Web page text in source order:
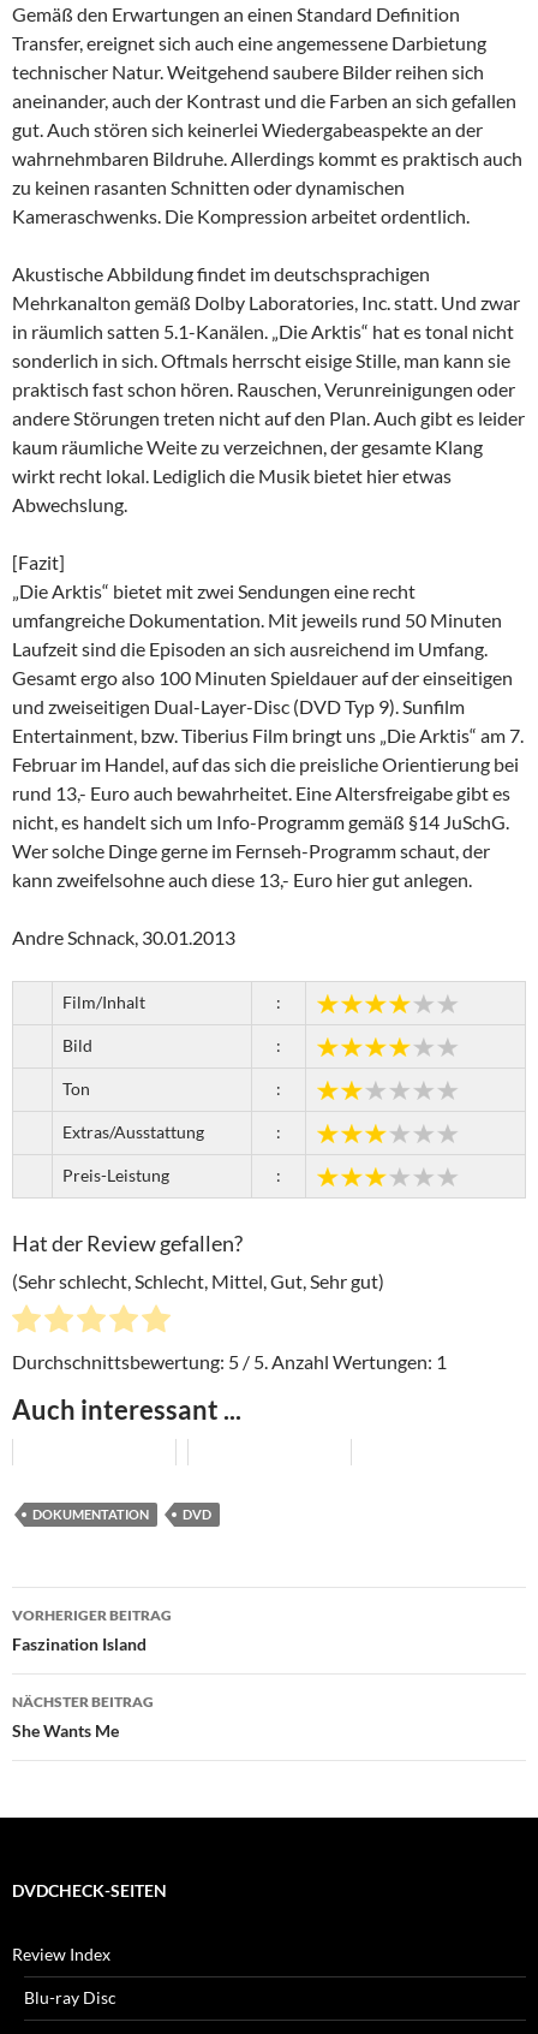
Gemäß den Erwartungen an einen Standard Definition
Transfer, ereignet sich auch eine angemessene Darbietung
technischer Natur. Weitgehend saubere Bilder reihen sich
aneinander, auch der Kontrast und die Farben an sich gefallen
gut. Auch stören sich keinerlei Wiedergabeaspekte an der
wahrnehmbaren Bildruhe. Allerdings kommt es praktisch auch
zu keinen rasanten Schnitten oder dynamischen
Kameraschwenks. Die Kompression arbeitet ordentlich.
Akustische Abbildung findet im deutschsprachigen
Mehrkanalton gemäß Dolby Laboratories, Inc. statt. Und zwar
in räumlich satten 5.1-Kanälen. „Die Arktis“ hat es tonal nicht
sonderlich in sich. Oftmals herrscht eisige Stille, man kann sie
praktisch fast schon hören. Rauschen, Verunreinigungen oder
andere Störungen treten nicht auf den Plan. Auch gibt es leider
kaum räumliche Weite zu verzeichnen, der gesamte Klang
wirkt recht lokal. Lediglich die Musik bietet hier etwas
Abwechslung.
[Fazit]
„Die Arktis“ bietet mit zwei Sendungen eine recht
umfangreiche Dokumentation. Mit jeweils rund 50 Minuten
Laufzeit sind die Episoden an sich ausreichend im Umfang.
Gesamt ergo also 100 Minuten Spieldauer auf der einseitigen
und zweiseitigen Dual-Layer-Disc (DVD Typ 9). Sunfilm
Entertainment, bzw. Tiberius Film bringt uns „Die Arktis“ am 7.
Februar im Handel, auf das sich die preisliche Orientierung bei
rund 13,- Euro auch bewahrheitet. Eine Altersfreigabe gibt es
nicht, es handelt sich um Info-Programm gemäß §14 JuSchG.
Wer solche Dinge gerne im Fernseh-Programm schaut, der
kann zweifelsohne auch diese 13,- Euro hier gut anlegen.
Andre Schnack, 30.01.2013
Film/Inhalt :
Bild :
Ton :
Extras/Ausstattung :
Preis-Leistung :
Hat der Review gefallen?
(Sehr schlecht, Schlecht, Mittel, Gut, Sehr gut)
Durchschnittsbewertung: 5 / 5. Anzahl Wertungen: 1
Auch interessant ...
DOKUMENTATION DVD
Beitragsnavigation
VORHERIGER BEITRAG
Faszination Island
NÄCHSTER BEITRAG
She Wants Me
DVDCHECK-SEITEN
Review Index
Blu-ray Disc